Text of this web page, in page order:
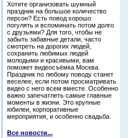
Хотите организовать шумный
праздник на большое количество
персон? Есть повод хорошо
погулять и вспоминать потом долго
с друзьями? Для того, чтобы не
забыть забавные детали, часто
смотреть на дорогих людей,
сохранить любимых людей
молодыми и красивыми, вам
поможет видеосъёмка Москва.
Праздник по любому поводу станет
веселее, если потом просматривать
видео с него всем вместе. Особенно
важно запечатлеть самые главные
моменты в жизни. Это крупные
юбилеи, корпоративные
мероприятия, и особенно свадьба.
Все новости...